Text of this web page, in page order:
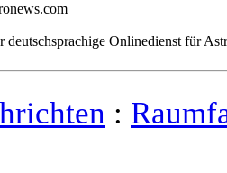
deutschsprachige Onlinedienst für
: